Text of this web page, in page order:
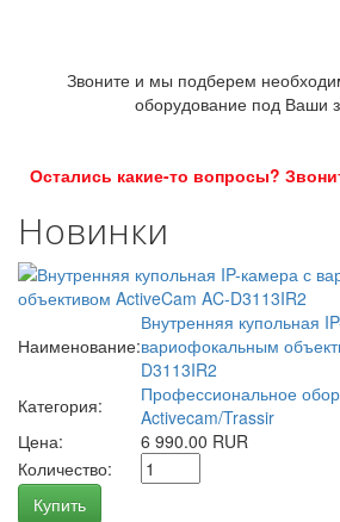
Звоните и мы подберем
оборудование под Ваши
Остались какие-то вопросы?
Новинки
Наименование:
Внутренняя купольная
вариофокальным
D3113IR2
Категория:
Профессиональное
Activecam/Trassir
Цена:
6 990.00 RUR
Количество:
Купить